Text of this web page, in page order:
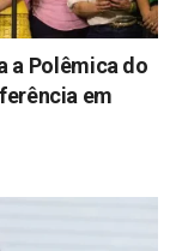
a Polêmica do
em